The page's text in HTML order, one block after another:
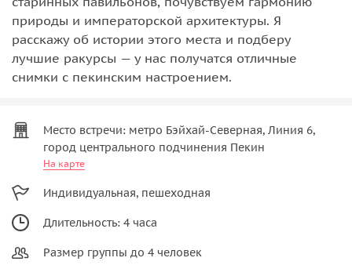
природы и императорской архитектуры. Я
расскажу об истории этого места и подберу
лучшие ракурсы — у нас получатся отличные
снимки с пекинским настроением.
Место встречи: метро Бэйхай-Северная, Линия 6,
город центрального подчинения Пекин
На карте
Индивидуальная, пешеходная
Длительность: 4 часа
Размер группы до 4 человек